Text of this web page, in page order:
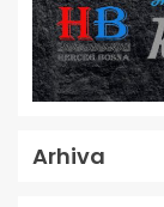
Arhiva